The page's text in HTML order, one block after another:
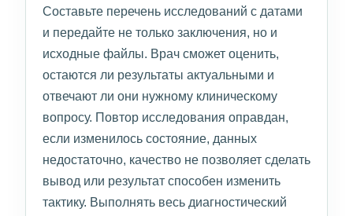
Составьте перечень исследований с датами
и передайте не только заключения, но и
исходные файлы. Врач сможет оценить,
остаются ли результаты актуальными и
отвечают ли они нужному клиническому
вопросу. Повтор исследования оправдан,
если изменилось состояние, данных
недостаточно, качество не позволяет сделать
вывод или результат способен изменить
тактику. Выполнять весь диагностический